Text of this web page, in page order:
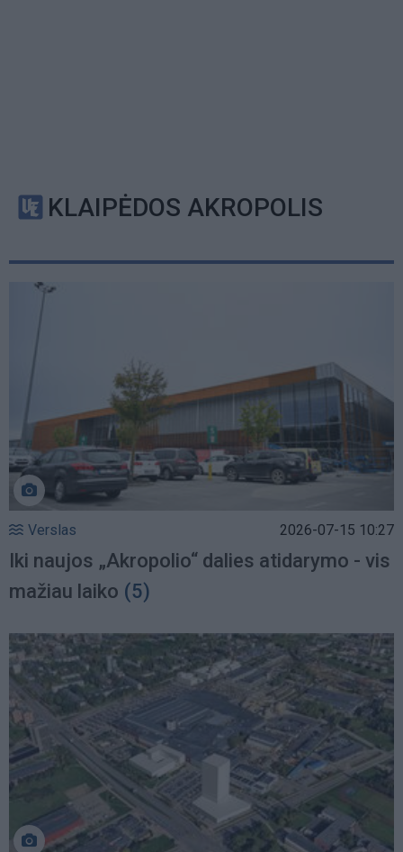
KLAIPĖDOS AKROPOLIS
Verslas 2026-07-15 10:27
Iki naujos „Akropolio“ dalies atidarymo - vis
mažiau laiko (5)